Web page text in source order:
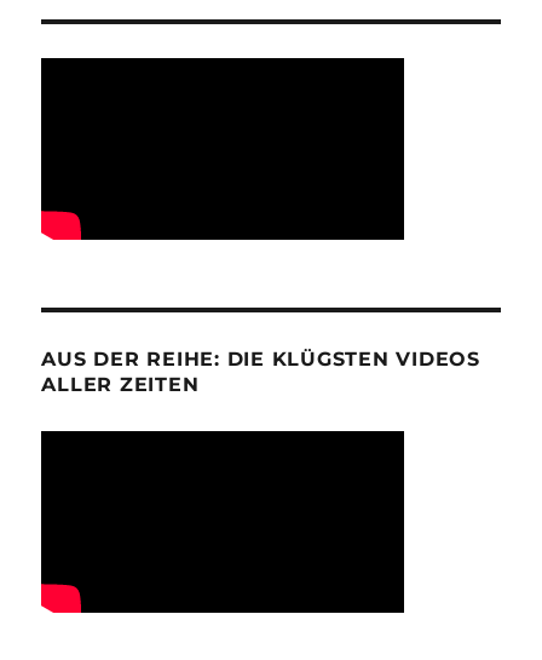
AUS DER REIHE: DIE KLÜGSTEN VIDEOS
ALLER ZEITEN